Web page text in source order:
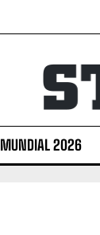
MUNDIAL 2026